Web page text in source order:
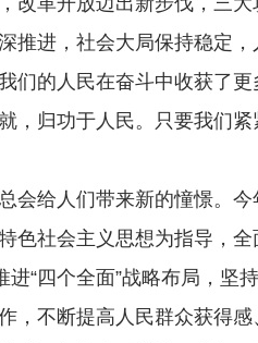
推进，社会大局保持稳定
们的人民在奋斗中收获了
，归功于人民。只要我们
给人们带来新的憧憬。今
色社会主义思想为指导，
“四个全面”战略布局，
，不断提高人民群众获得